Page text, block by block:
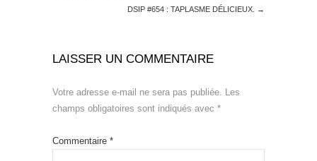
DSIP #654 : TAPLASME DÉLICIEUX.
→
LAISSER UN COMMENTAIRE
Votre adresse e-mail ne sera pas publiée.
Les
champs obligatoires sont indiqués avec *
Commentaire *